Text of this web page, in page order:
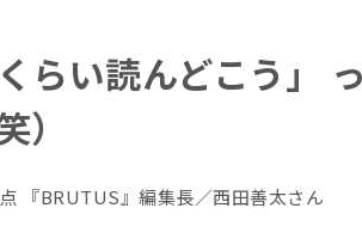
らい読んどこう」
）
『BRUTUS』編集長／西田善太さん